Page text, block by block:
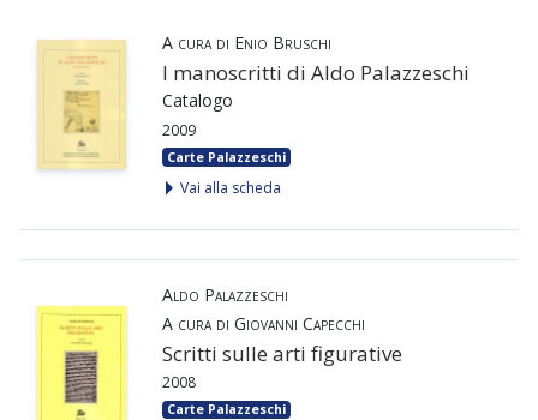
A cura di Enio Bruschi
I manoscritti di Aldo Palazzeschi
Catalogo
2009
Carte Palazzeschi
Vai alla scheda
Aldo Palazzeschi
A cura di Giovanni Capecchi
Scritti sulle arti figurative
2008
Carte Palazzeschi